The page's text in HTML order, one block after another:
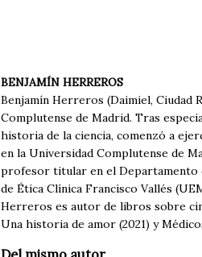
BENJAMÍN HERREROS
Benjamín Herreros (Daimiel, Ciudad
Complutense de Madrid. Tras
historia de la ciencia, comenzó a
en la Universidad Complutense de
profesor titular en el Departamento
de Ética Clínica Francisco Vallés
Herreros es autor de libros sobre
Una historia de amor (2021) y